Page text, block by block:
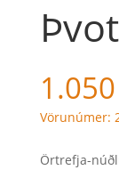
1.050
Vörunúmer:
Örtrefja-